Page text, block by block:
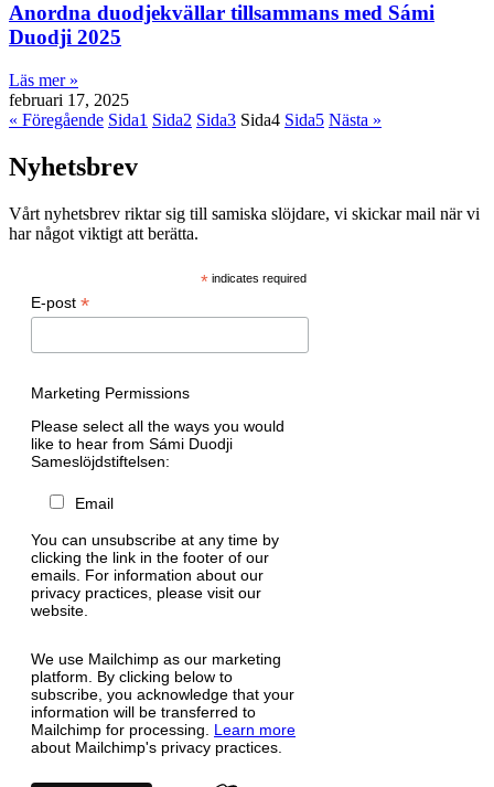
Anordna duodjekvällar tillsammans med Sámi
Duodji 2025
Läs mer »
februari 17, 2025
« Föregående Sida1 Sida2 Sida3 Sida4 Sida5 Nästa »
Nyhetsbrev
Vårt nyhetsbrev riktar sig till samiska slöjdare, vi skickar mail när vi
har något viktigt att berätta.
*indicates required
E-post *
Marketing Permissions
Please select all the ways you would
like to hear from Sámi Duodji
Sameslöjdstiftelsen:
Email
You can unsubscribe at any time by
clicking the link in the footer of our
emails. For information about our
privacy practices, please visit our
website.
We use Mailchimp as our marketing
platform. By clicking below to
subscribe, you acknowledge that your
information will be transferred to
Mailchimp for processing. Learn more
about Mailchimp's privacy practices.